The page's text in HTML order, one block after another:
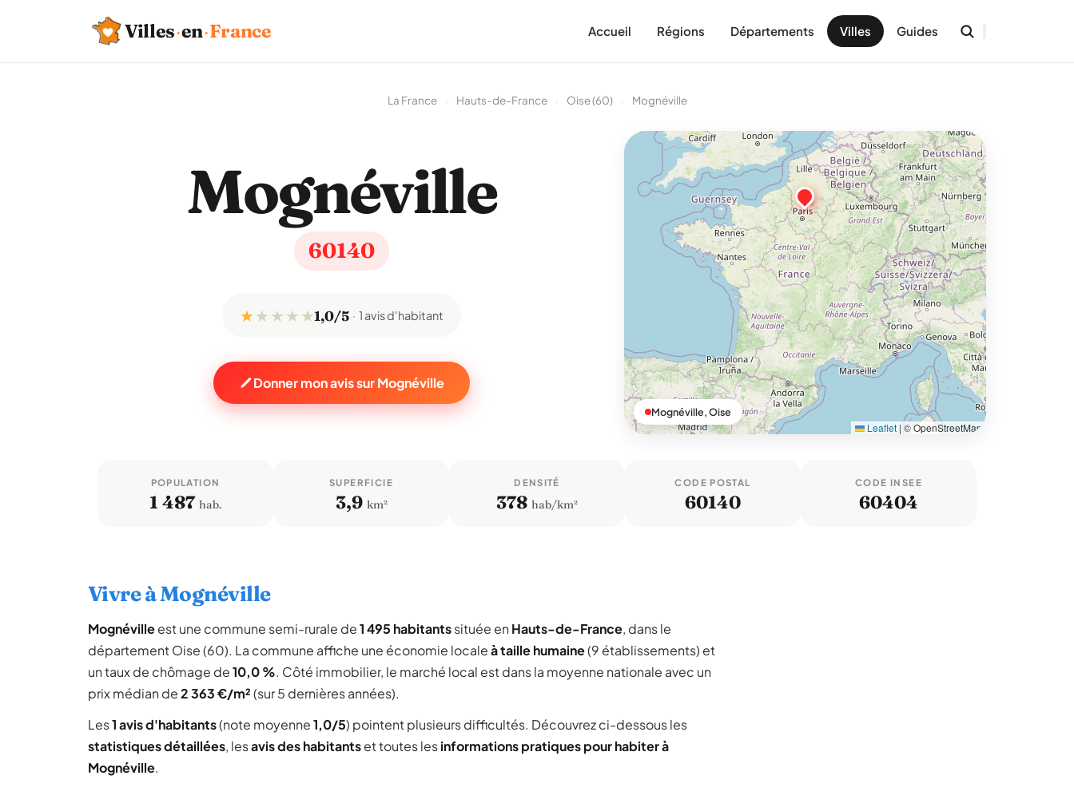
Villes·en·France Accueil Régions Départements Villes Guides
La France Hauts-de-France Oise (60) Mognéville
Mognéville
60140
★★ ★ ★ ★1,0/5 1 avis d'habitant
Donner mon avis sur Mognéville
Leaflet | © OpenStreetMap
Mognéville, Oise
POPULATION
1 487 hab.
SUPERFICIE
3,9 km²
DENSITÉ
378 hab/km²
CODE POSTAL
60140
CODE INSEE
60404
Vivre à Mognéville
Mognévilleest une commune semi-rurale de1 495 habitantssituée en Hauts-de-France, dans le
département Oise (60). La commune affiche une économie localeà taille humaine(9 établissements) et
un taux de chômage de10,0 %. Côté immobilier, le marché local est dans la moyenne nationale avec un
prix médian de2 363 €/m²(sur 5 dernières années).
Les1 avis d'habitants(note moyenne1,0/5) pointent plusieurs difficultés. Découvrez ci-dessous les
statistiques détaillées, lesavis des habitantset toutes lesinformations pratiques pour habiter à
Mognéville.